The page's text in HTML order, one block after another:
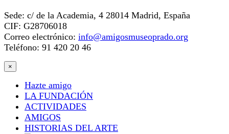
Sede: c/ de la Academia, 4 28014 Madrid, España
CIF: G28706018
Correo electrónico: info@amigosmuseoprado.org
Teléfono: 91 420 20 46
×
Hazte amigo
LA FUNDACIÓN
ACTIVIDADES
AMIGOS
HISTORIAS DEL ARTE